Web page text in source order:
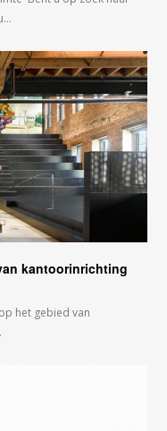
kantoorinrichting
het gebied van